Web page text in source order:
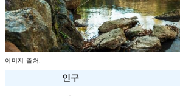
이미지 출처:
인구
-